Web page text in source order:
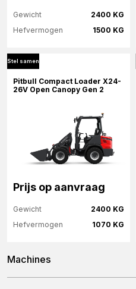
2400 KG
Gewicht
1500 KG
Hefvermogen
Stel samen
Pitbull Compact Loader X24-
26V Open Canopy Gen 2
Prijs op aanvraag
2400 KG
Gewicht
1070 KG
Hefvermogen
Meer informatie
Machines